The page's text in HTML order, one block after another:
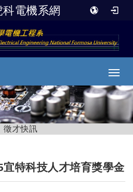
科電機系網
主要內容
徵才快訊
宜特科技人才培育獎學金